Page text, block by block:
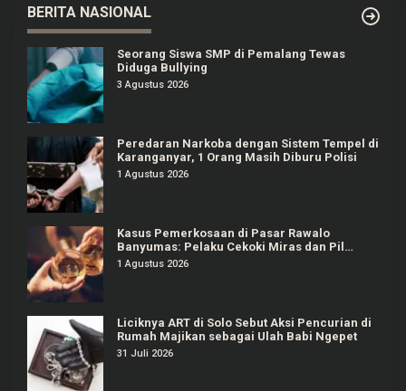
BERITA NASIONAL
Seorang Siswa SMP di Pemalang Tewas
Diduga Bullying
3 Agustus 2026
Peredaran Narkoba dengan Sistem Tempel di
Karanganyar, 1 Orang Masih Diburu Polisi
1 Agustus 2026
Kasus Pemerkosaan di Pasar Rawalo
Banyumas: Pelaku Cekoki Miras dan Pil
Koplo
1 Agustus 2026
Liciknya ART di Solo Sebut Aksi Pencurian di
Rumah Majikan sebagai Ulah Babi Ngepet
31 Juli 2026